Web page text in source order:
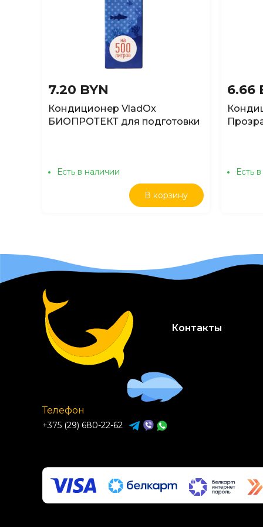
7.20 BYN
Кондиционер VladOx
БИОПРОТЕКТ для подготовки
Есть в наличии
В корзину
6.66
Есть
Контакты
Телефон
+375 (29) 680-22-62